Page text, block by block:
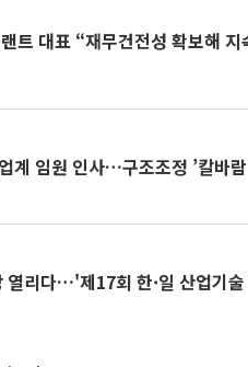
트 대표 “재무건전성 확보해
계 임원 인사…구조조정 ’칼바
열리다…'제17회 한·일 산업기